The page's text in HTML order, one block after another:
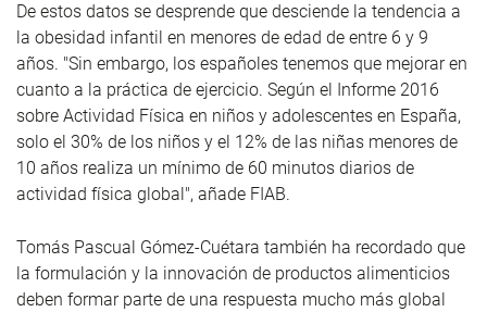
De estos datos se desprende que desciende la tendencia a
la obesidad infantil en menores de edad de entre 6 y 9
años. "Sin embargo, los españoles tenemos que mejorar en
cuanto a la práctica de ejercicio. Según el Informe 2016
sobre Actividad Física en niños y adolescentes en España,
solo el 30% de los niños y el 12% de las niñas menores de
10 años realiza un mínimo de 60 minutos diarios de
actividad física global", añade FIAB.
Tomás Pascual Gómez-Cuétara también ha recordado que
la formulación y la innovación de productos alimenticios
deben formar parte de una respuesta mucho más global